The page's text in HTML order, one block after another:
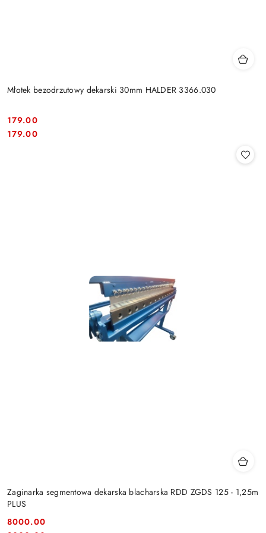
Młotek bezodrzutowy dekarski 30mm HALDER 3366.030
Cena:
179.00
Cena:
179.00
Zaginarka segmentowa dekarska blacharska RDD ZGDS 125 - 1,25m
PLUS
8000.00